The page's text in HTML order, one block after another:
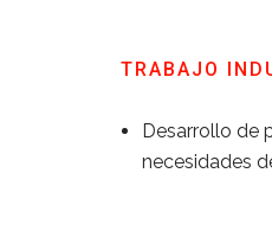
TRABAJO
Desarrollo de
necesidades